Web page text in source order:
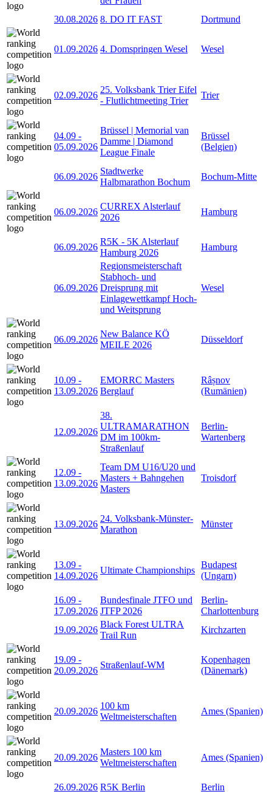
30.08.2026 8. DO IT FAST Dortmund
01.09.2026 4. Domspringen Wesel Wesel
02.09.2026
25. Volksbank Trier Eifel
- Flutlichtmeeting Trier
Trier
04.09 -
05.09.2026
Brüssel | Memorial van
Damme | Diamond
League Finale
Brüssel
(Belgien)
06.09.2026
Stadtwerke
Halbmarathon Bochum
Bochum-Mitte
06.09.2026
CURREX Alsterlauf
2026
Hamburg
06.09.2026
R5K - 5K Alsterlauf
Hamburg 2026
Hamburg
06.09.2026
Regionsmeisterschaft
Stabhoch- und
Dreisprung mit
Einlagewettkampf Hoch-
und Weitsprung
Wesel
06.09.2026
New Balance KÖ
MEILE 2026
Düsseldorf
10.09 -
13.09.2026
EMORRC Masters
Berglauf
Râșnov
(Rumänien)
12.09.2026
38.
ULTRAMARATHON
DM im 100km-
Straßenlauf
Berlin-
Wartenberg
12.09 -
13.09.2026
Team DM U16/U20 und
Masters + Bahngehen
Masters
Troisdorf
13.09.2026
24. Volksbank-Münster-
Marathon
Münster
13.09 -
14.09.2026
Ultimate Championships
Budapest
(Ungarn)
16.09 -
17.09.2026
Bundesfinale JTFO und
JTFP 2026
Berlin-
Charlottenburg
19.09.2026
Black Forest ULTRA
Trail Run
Kirchzarten
19.09 -
20.09.2026
Straßenlauf-WM
Kopenhagen
(Dänemark)
20.09.2026
100 km
Weltmeisterschaften
Ames (Spanien)
20.09.2026
Masters 100 km
Weltmeisterschaften
Ames (Spanien)
26.09.2026 R5K Berlin
Berlin